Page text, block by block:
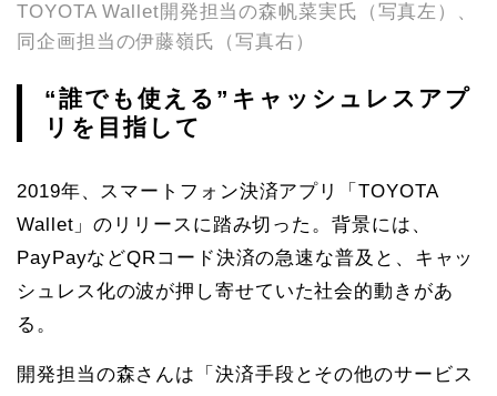
TOYOTA Wallet開発担当の森帆菜実氏（写真左）、
同企画担当の伊藤嶺氏（写真右）
“誰でも使える”キャッシュレスアプ
リを目指して
2019年、スマートフォン決済アプリ「TOYOTA
Wallet」のリリースに踏み切った。背景には、
PayPayなどQRコード決済の急速な普及と、キャッ
シュレス化の波が押し寄せていた社会的動きがあ
る。
開発担当の森さんは「決済手段とその他のサービス